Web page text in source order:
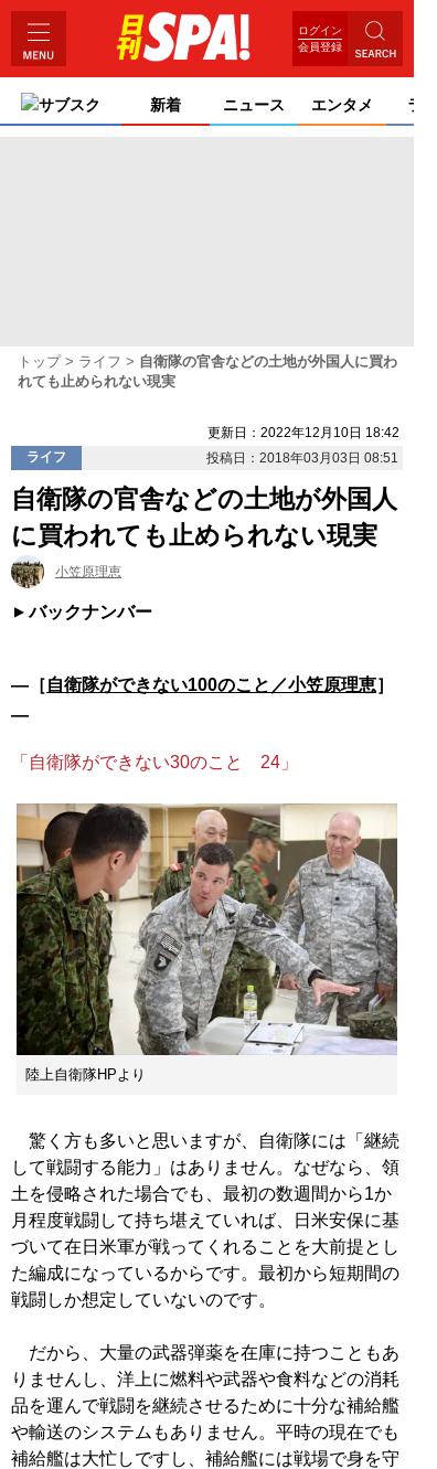
ログイン
会員登録
サブスク 新着 ニュース エンタメ ライ
トップ ライフ
自衛隊の官舎などの土地が外国人に買わ
れても止められない現実
更新日：2022年12月10日 18:42
ライフ
投稿日：2018年03月03日 08:51
自衛隊の官舎などの土地が外国人
に買われても止められない現実
小笠原理恵
バックナンバー
―［自衛隊ができない100のこと／小笠原理恵］
―
「自衛隊ができない30のこと 24」
陸上自衛隊HPより
驚く方も多いと思いますが、自衛隊には「継続
して戦闘する能力」はありません。なぜなら、領
土を侵略された場合でも、最初の数週間から1か
月程度戦闘して持ち堪えていれば、日米安保に基
づいて在日米軍が戦ってくれることを大前提とし
た編成になっているからです。最初から短期間の
戦闘しか想定していないのです。
だから、大量の武器弾薬を在庫に持つこともあ
りませんし、洋上に燃料や武器や食料などの消耗
品を運んで戦闘を継続させるために十分な補給艦
や輸送のシステムもありません。平時の現在でも
補給艦は大忙しですし、補給艦には戦場で身を守